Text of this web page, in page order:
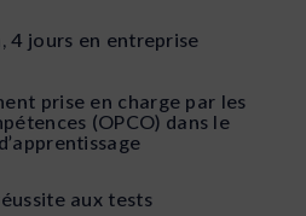
4 jours en entreprise
prise en charge par les
(OPCO) dans le
aux tests